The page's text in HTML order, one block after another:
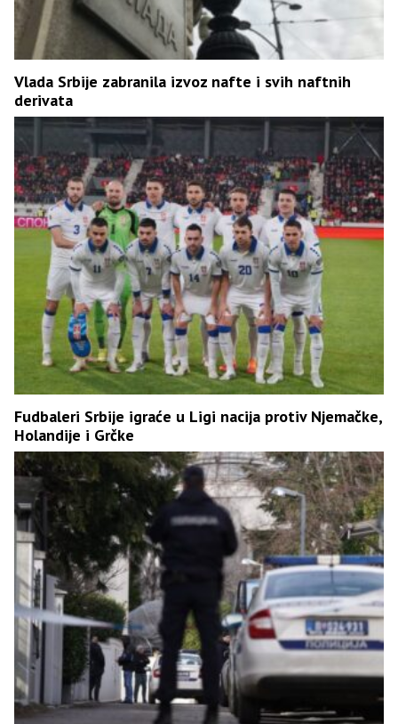
Vlada Srbije zabranila izvoz nafte i svih naftnih
derivata
Fudbaleri Srbije igraće u Ligi nacija protiv Njemačke,
Holandije i Grčke